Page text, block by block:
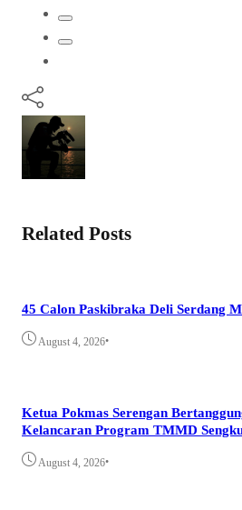
Related Posts
45 Calon Paskibraka Deli Serdang
August 4, 2026•
Ketua Pokmas Serengan
Kelancaran Program TMMD
August 4, 2026•